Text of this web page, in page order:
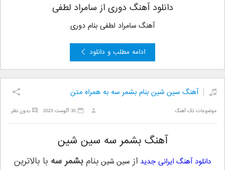
دانلود آهنگ دوری از سامراد لطفی
آهنگ سامراد لطفی بنام دوری
ادامه مطلب و دانلود
آهنگ سین شین بنام بشمر سه به همراه متن
موضوعات:تک آهنگ بدون نظر 30 آگوست 2023
آهنگ بشمر سه سین شین
دانلود آهنگ ایرانی جدید از سین شین بنامبشمر سه با بالاترین